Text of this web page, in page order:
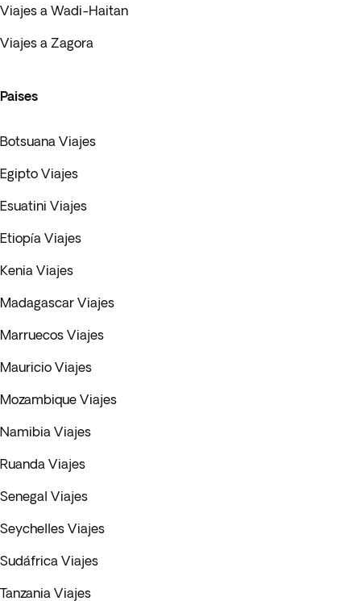
Viajes a Wadi-Haitan
Viajes a Zagora
Paises
Botsuana Viajes
Egipto Viajes
Esuatini Viajes
Etiopía Viajes
Kenia Viajes
Madagascar Viajes
Marruecos Viajes
Mauricio Viajes
Mozambique Viajes
Namibia Viajes
Ruanda Viajes
Senegal Viajes
Seychelles Viajes
Sudáfrica Viajes
Tanzania Viajes